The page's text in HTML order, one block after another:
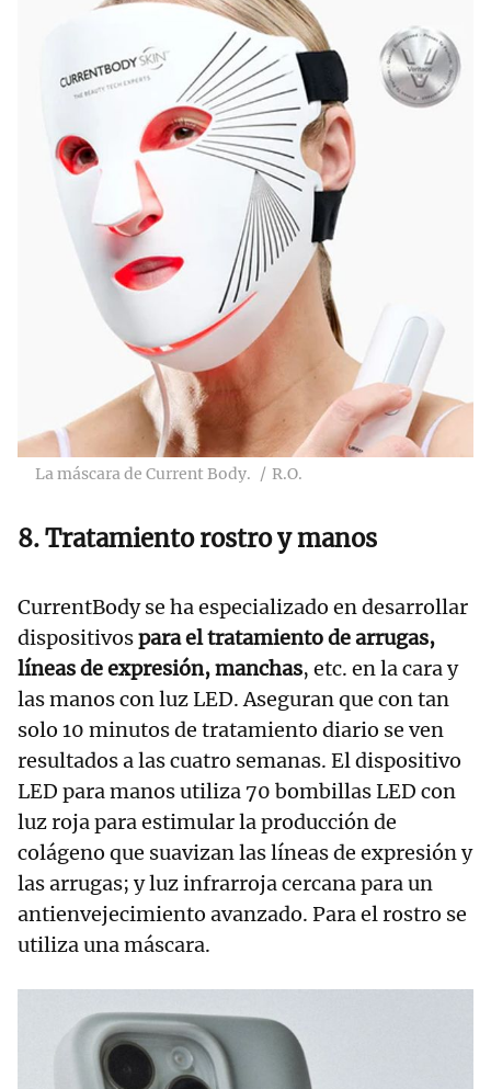
La máscara de Current Body. R.O.
8. Tratamiento rostro y manos
CurrentBody se ha especializado en desarrollar
dispositivospara el tratamiento de arrugas,
líneas de expresión, manchas, etc. en la cara y
las manos con luz LED. Aseguran que con tan
solo 10 minutos de tratamiento diario se ven
resultados a las cuatro semanas. El dispositivo
LED para manos utiliza 70 bombillas LED con
luz roja para estimular la producción de
colágeno que suavizan las líneas de expresión y
las arrugas; y luz infrarroja cercana para un
antienvejecimiento avanzado. Para el rostro se
utiliza una máscara.